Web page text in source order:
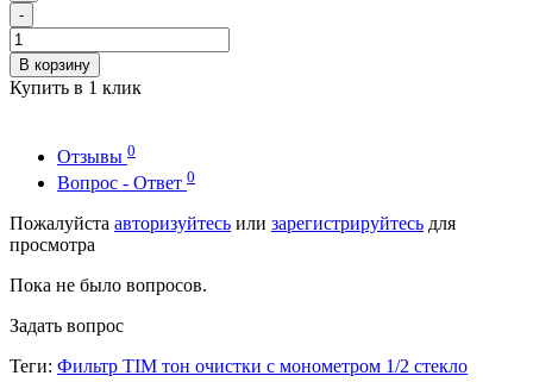
-
В корзину
Купить в 1 клик
Отзывы 0
Вопрос - Ответ 0
Пожалуйста авторизуйтесь или зарегистрируйтесь для
просмотра
Пока не было вопросов.
Задать вопрос
Теги: Фильтр TIM тон очистки с монометром 1/2 стекло